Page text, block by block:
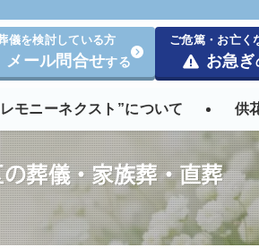
モニーネクスト”について 供
儀を検討している方
メール問合せする
ご危篤・お亡く
お急ぎ
葬儀・家族葬・直葬